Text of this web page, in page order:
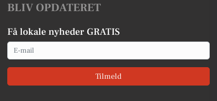
BLIV OPDATERET
Få lokale nyheder GRATIS
Email
Tilmeld